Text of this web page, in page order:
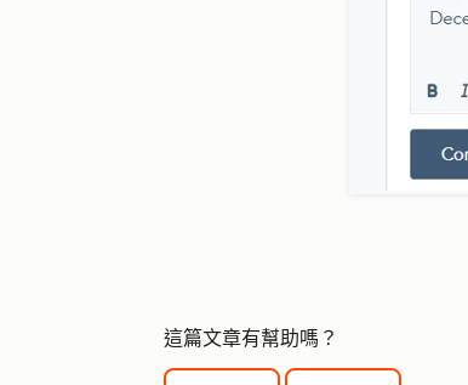
這篇文章有幫助嗎？